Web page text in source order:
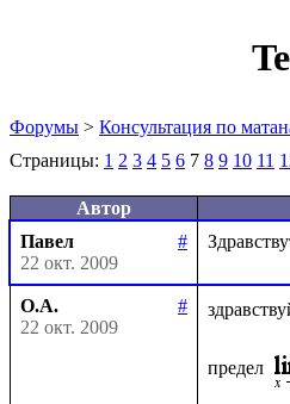
Форумы > Консультация по
Страницы: 1 2 3 4 5 6 7 8 9 10 11
Автор
Павел
#
22 окт. 2009
О.А.
#
22 окт. 2009
предел